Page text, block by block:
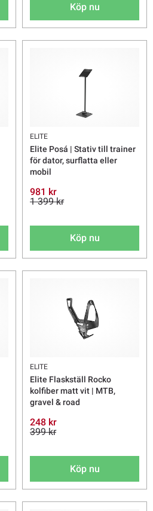
Köp nu
ELITE
Elite Posá | Stativ till trainer
för dator, surflatta eller
mobil
981 kr
1 399 kr
Köp nu
ELITE
Elite Flaskställ Rocko
kolfiber matt vit | MTB,
gravel & road
248 kr
399 kr
Köp nu